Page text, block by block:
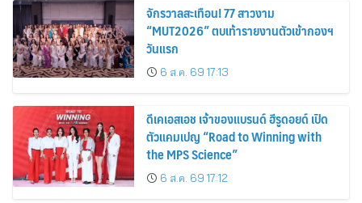
จักรวาลสะเทือน! 77 สาวงาม
“MUT2026” ตบเท้ารายงานตัวเข้ากองฯ
วันแรก
6 ส.ค. 69 17:13
ดีเคเอสเอช เจ้าของแบรนด์ ฮีรูดอยด์ เปิด
ตัวแคมเปญ “Road to Winning with
the MPS Science”
6 ส.ค. 69 17:12